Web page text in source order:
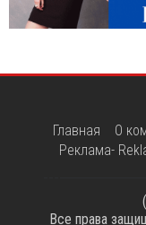
Главная О
Реклама-
Все права